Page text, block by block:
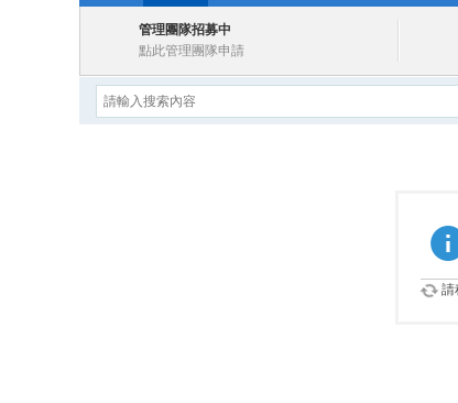
管理團隊招募中
點此管理團隊申請
請